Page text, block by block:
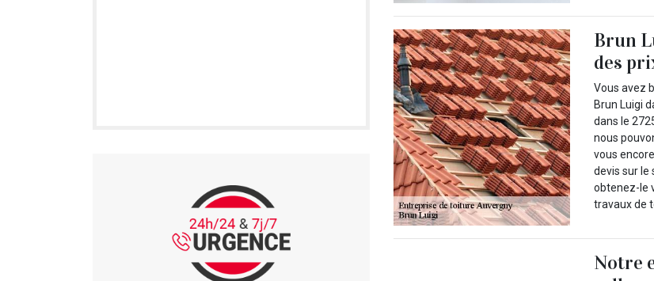
Brun
des
Vous avez
Brun Luigi
dans le
nous
vous
devis sur le
obtenez-le
travaux de
Notre